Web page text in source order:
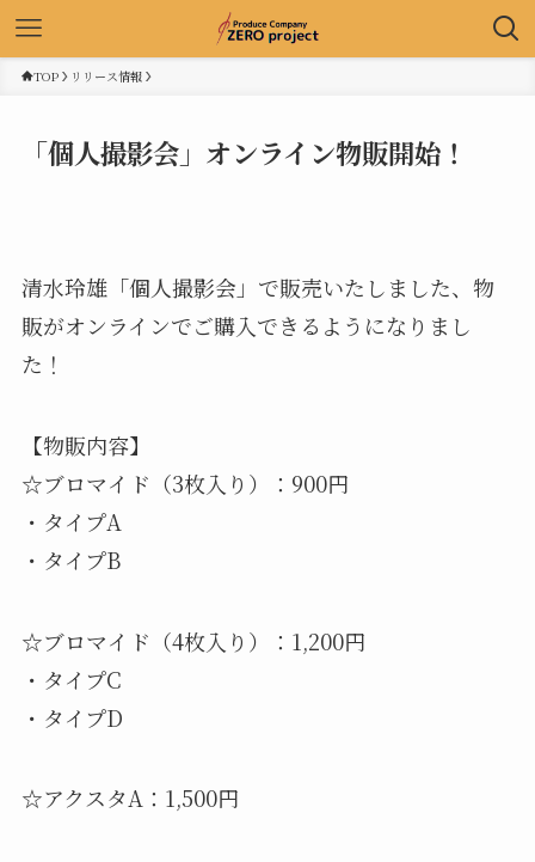
TOP リリース情報
「個人撮影会」オンライン物販開始！
清水玲雄「個人撮影会」で販売いたしました、物
販がオンラインでご購入できるようになりまし
た！
【物販内容】
☆ブロマイド（3枚入り）：900円
・タイプA
・タイプB
☆ブロマイド（4枚入り）：1,200円
・タイプC
・タイプD
☆アクスタA：1,500円